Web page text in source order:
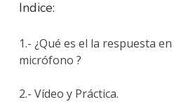
Indice:
1.- ¿Qué es el la respuesta
micrófono ?
2.- Vídeo y Práctica.